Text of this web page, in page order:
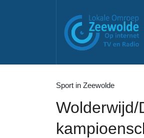
Sport in Zeewolde
Wolderwijd/